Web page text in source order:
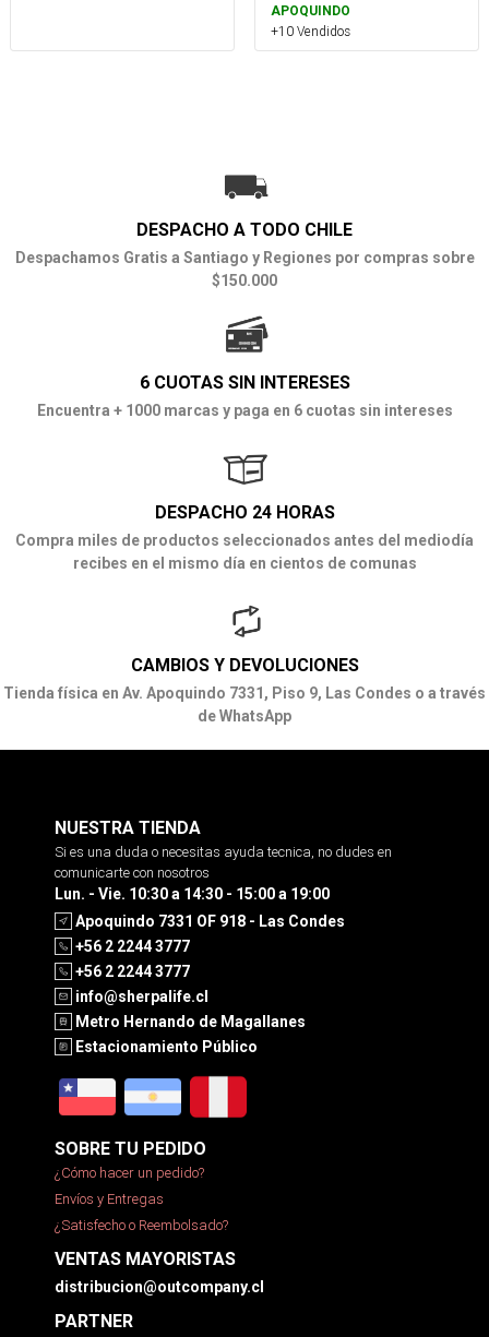
APOQUINDO
+10 Vendidos
DESPACHO A TODO CHILE
Despachamos Gratis a Santiago y Regiones por compras sobre
$150.000
6 CUOTAS SIN INTERESES
Encuentra + 1000 marcas y paga en 6 cuotas sin intereses
DESPACHO 24 HORAS
Compra miles de productos seleccionados antes del mediodía
recibes en el mismo día en cientos de comunas
CAMBIOS Y DEVOLUCIONES
Tienda física en Av. Apoquindo 7331, Piso 9, Las Condes o a través
de WhatsApp
NUESTRA TIENDA
Si es una duda o necesitas ayuda tecnica, no dudes en
comunicarte con nosotros
Lun. - Vie. 10:30 a 14:30 - 15:00 a 19:00
Apoquindo 7331 OF 918 - Las Condes
+56 2 2244 3777
+56 2 2244 3777
info@sherpalife.cl
Metro Hernando de Magallanes
Estacionamiento Público
SOBRE TU PEDIDO
¿Cómo hacer un pedido?
Envíos y Entregas
¿Satisfecho o Reembolsado?
VENTAS MAYORISTAS
distribucion@outcompany.cl
PARTNER